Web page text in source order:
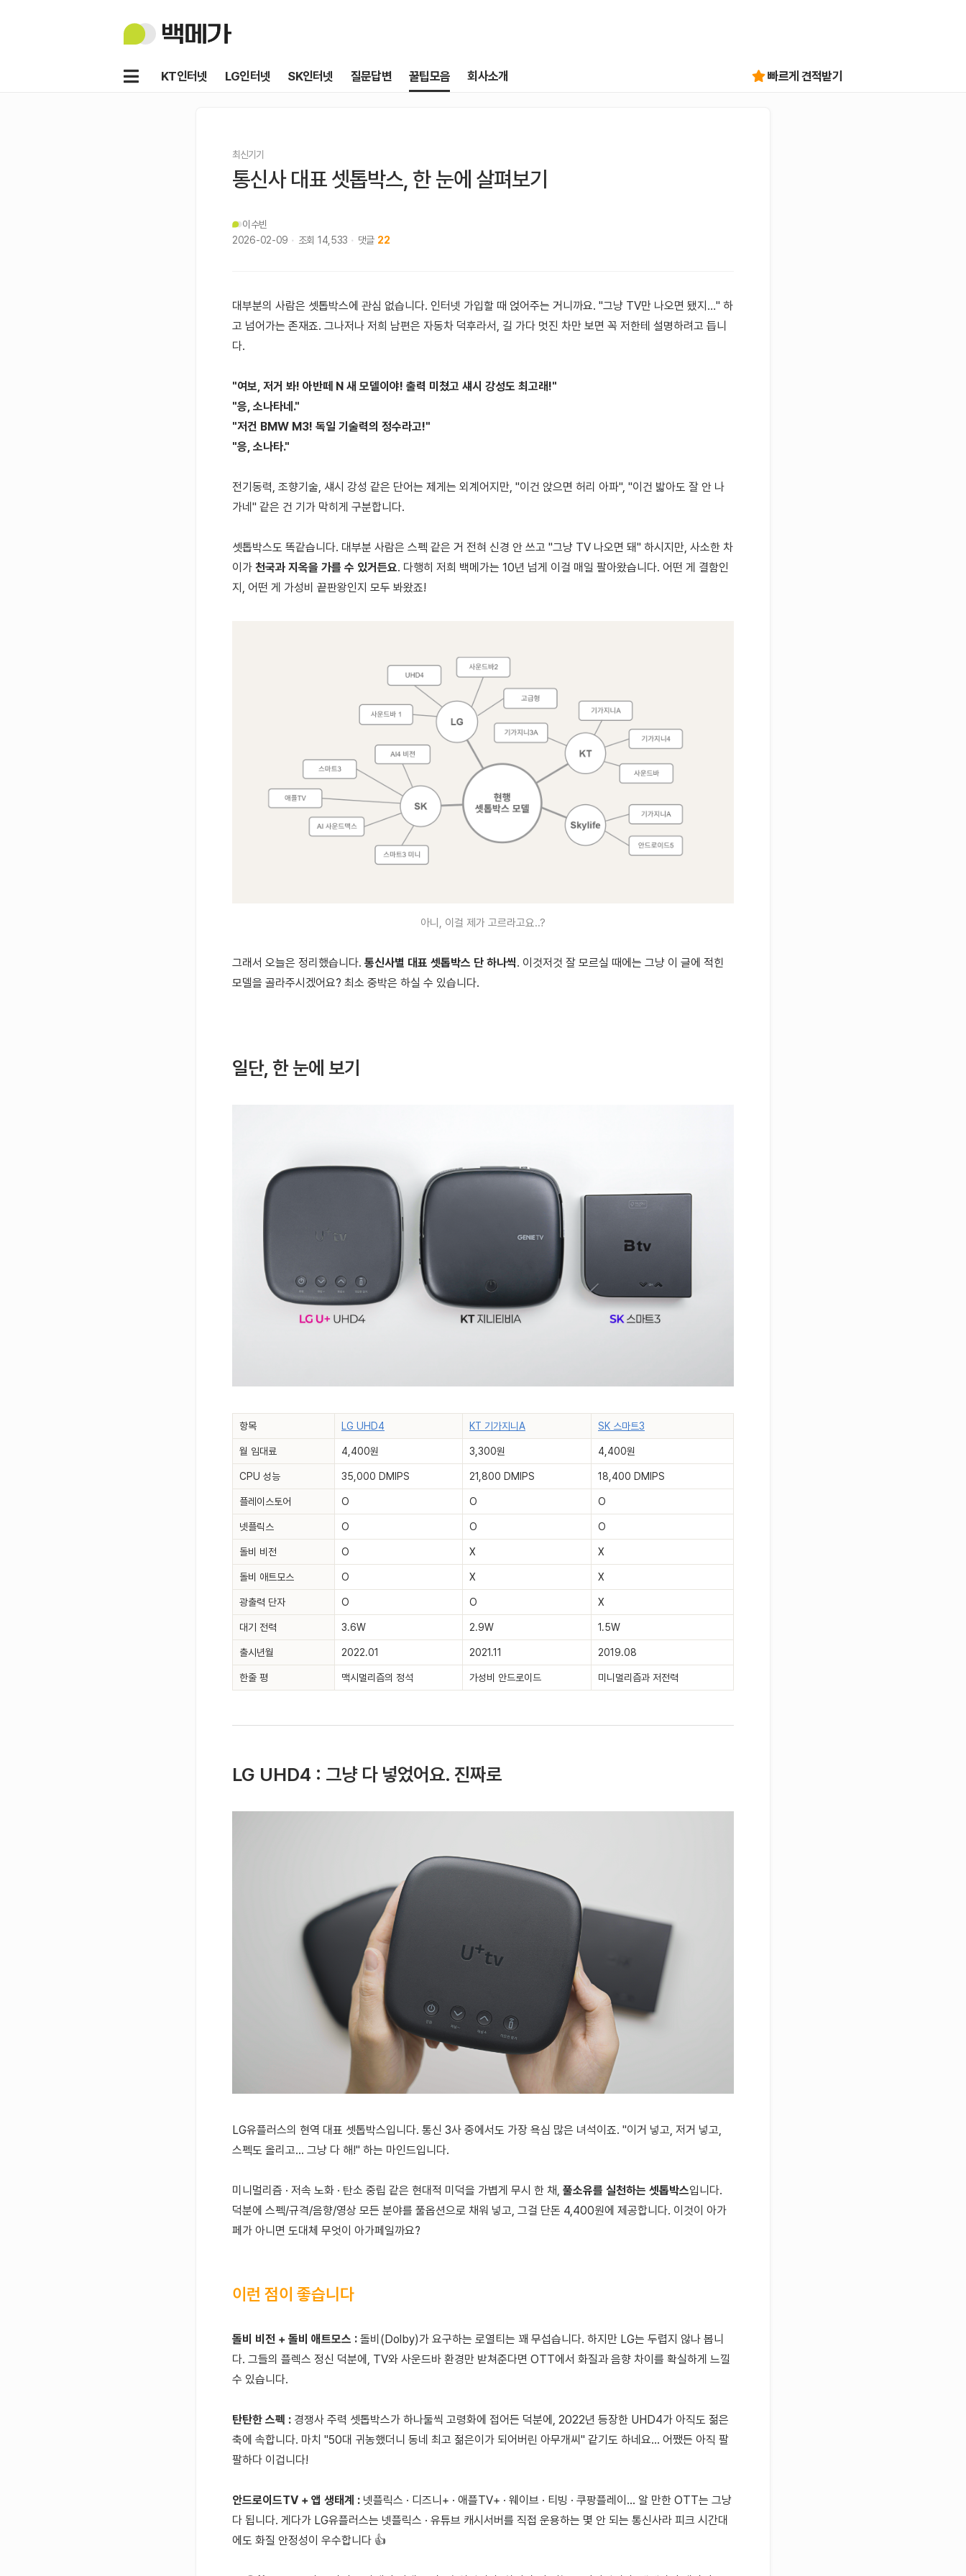
백
KT인터넷
LG인터넷 SK인터넷 질문답변 꿀팁모음 회사소개
메
빠르게 견적받기
최신기기
통신사 대표 셋톱박스, 한 눈에 살펴보기
이수빈
2026-02-09
조회 14,533 댓글 22
대부분의 사람은 셋톱박스에 관심 없습니다. 인터넷 가입할 때 얹어주는 거니까요. "그냥 TV만 나오면 됐지…" 하
고 넘어가는 존재죠. 그나저나 저희 남편은 자동차 덕후라서, 길 가다 멋진 차만 보면 꼭 저한테 설명하려고 듭니
다.
"여보, 저거 봐! 아반떼 N 새 모델이야! 출력 미쳤고 섀시 강성도 최고래!"
"응, 소나타네."
"저건 BMW M3! 독일 기술력의 정수라고!"
"응, 소나타."
전기동력, 조향기술, 섀시 강성 같은 단어는 제게는 외계어지만, "이건 앉으면 허리 아파", "이건 밟아도 잘 안 나
가네" 같은 건 기가 막히게 구분합니다.
셋톱박스도 똑같습니다. 대부분 사람은 스펙 같은 거 전혀 신경 안 쓰고 "그냥 TV 나오면 돼" 하시지만, 사소한 차
이가 천국과 지옥을 가를 수 있거든요. 다행히 저희 백메가는 10년 넘게 이걸 매일 팔아왔습니다. 어떤 게 결함인
지, 어떤 게 가성비 끝판왕인지 모두 봐왔죠!
아니, 이걸 제가 고르라고요..?
그래서 오늘은 정리했습니다. 통신사별 대표 셋톱박스 단 하나씩. 이것저것 잘 모르실 때에는 그냥 이 글에 적힌
모델을 골라주시겠어요? 최소 중박은 하실 수 있습니다.
일단, 한 눈에 보기
항목 LG UHD4 KT 기가지니A SK 스마트3
월 임대료 4,400원 3,300원 4,400원
CPU 성능 35,000 DMIPS 21,800 DMIPS 18,400 DMIPS
플레이스토어 O O O
넷플릭스 O O O
돌비 비전 O X X
돌비 애트모스 O X X
광출력 단자 O O X
대기 전력 3.6W 2.9W 1.5W
출시년월 2022.01 2021.11 2019.08
한줄 평 맥시멀리즘의 정석 가성비 안드로이드 미니멀리즘과 저전력
LG UHD4 : 그냥 다 넣었어요. 진짜로
LG유플러스의 현역 대표 셋톱박스입니다. 통신 3사 중에서도 가장 욕심 많은 녀석이죠. "이거 넣고, 저거 넣고,
스펙도 올리고... 그냥 다 해!" 하는 마인드입니다.
미니멀리즘 · 저속 노화 · 탄소 중립 같은 현대적 미덕을 가볍게 무시 한 채, 풀소유를 실천하는 셋톱박스입니다.
덕분에 스펙/규격/음향/영상 모든 분야를 풀옵션으로 채워 넣고, 그걸 단돈 4,400원에 제공합니다. 이것이 아가
페가 아니면 도대체 무엇이 아가페일까요?
이런 점이 좋습니다
돌비 비전 + 돌비 애트모스 : 돌비(Dolby)가 요구하는 로열티는 꽤 무섭습니다. 하지만 LG는 두렵지 않나 봅니
다. 그들의 플렉스 정신 덕분에, TV와 사운드바 환경만 받쳐준다면 OTT에서 화질과 음향 차이를 확실하게 느낄
수 있습니다.
탄탄한 스펙 : 경쟁사 주력 셋톱박스가 하나둘씩 고령화에 접어든 덕분에, 2022년 등장한 UHD4가 아직도 젊은
축에 속합니다. 마치 "50대 귀농했더니 동네 최고 젊은이가 되어버린 아무개씨" 같기도 하네요... 어쨌든 아직 팔
팔하다 이겁니다!
안드로이드TV + 앱 생태계 : 넷플릭스 · 디즈니+ · 애플TV+ · 웨이브 · 티빙 · 쿠팡플레이... 알 만한 OTT는 그냥
다 됩니다. 게다가 LG유플러스는 넷플릭스 · 유튜브 캐시서버를 직접 운용하는 몇 안 되는 통신사라 피크 시간대
에도 화질 안정성이 우수합니다 👍